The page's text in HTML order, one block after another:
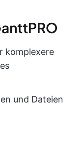
komplexere
und Dateien